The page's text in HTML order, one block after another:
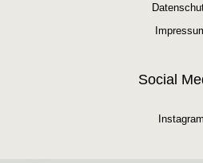
Social
Instagram